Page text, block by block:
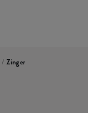
/ Zinger